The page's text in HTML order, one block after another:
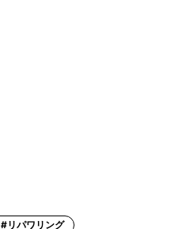
#リパワリング